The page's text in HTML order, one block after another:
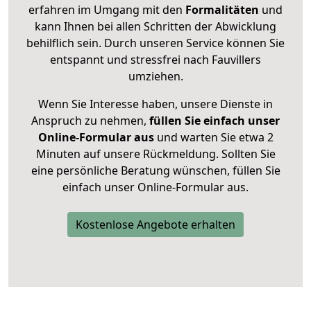
erfahren im Umgang mit den Formalitäten und
kann Ihnen bei allen Schritten der Abwicklung
behilflich sein. Durch unseren Service können Sie
entspannt und stressfrei nach Fauvillers
umziehen.
Wenn Sie Interesse haben, unsere Dienste in
Anspruch zu nehmen, füllen Sie einfach unser
Online-Formular ausund warten Sie etwa 2
Minuten auf unsere Rückmeldung. Sollten Sie
eine persönliche Beratung wünschen, füllen Sie
einfach unser Online-Formular aus.
Kostenlose Angebote erhalten